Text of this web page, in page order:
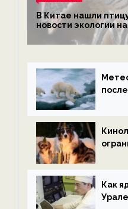
В Китае нашли
новости экологии
Как